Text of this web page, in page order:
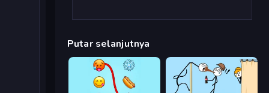
Putar selanjutnya